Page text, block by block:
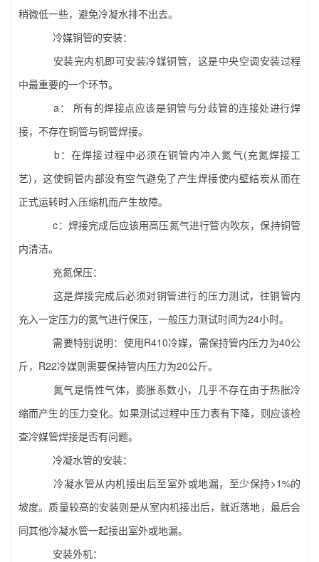
稍微低一些，避免冷凝水排不出去。
冷媒铜管的安装：
安装完内机即可安装冷媒铜管，这是中央空调安装过程
中最重要的一个环节。
a： 所有的焊接点应该是铜管与分歧管的连接处进行焊
接，不存在铜管与铜管焊接。
b：在焊接过程中必须在铜管内冲入氮气(充氮焊接工
艺)，这使铜管内部没有空气避免了产生焊接使内壁结炭从而在
正式运转时入压缩机而产生故障。
c：焊接完成后应该用高压氮气进行管内吹灰，保持铜管
内清洁。
充氮保压：
这是焊接完成后必须对铜管进行的压力测试，往铜管内
充入一定压力的氮气进行保压，一般压力测试时间为24小时。
需要特别说明：使用R410冷媒，需保持管内压力为40公
斤，R22冷媒则需要保持管内压力为20公斤。
氮气是惰性气体，膨胀系数小，几乎不存在由于热胀冷
缩而产生的压力变化。如果测试过程中压力表有下降，则应该检
查冷媒管焊接是否有问题。
冷凝水管的安装：
冷凝水管从内机接出后至室外或地漏，至少保持>1%的
坡度。质量较高的安装则是从室内机接出后，就近落地，最后会
同其他冷凝水管一起接出室外或地漏。
安装外机：